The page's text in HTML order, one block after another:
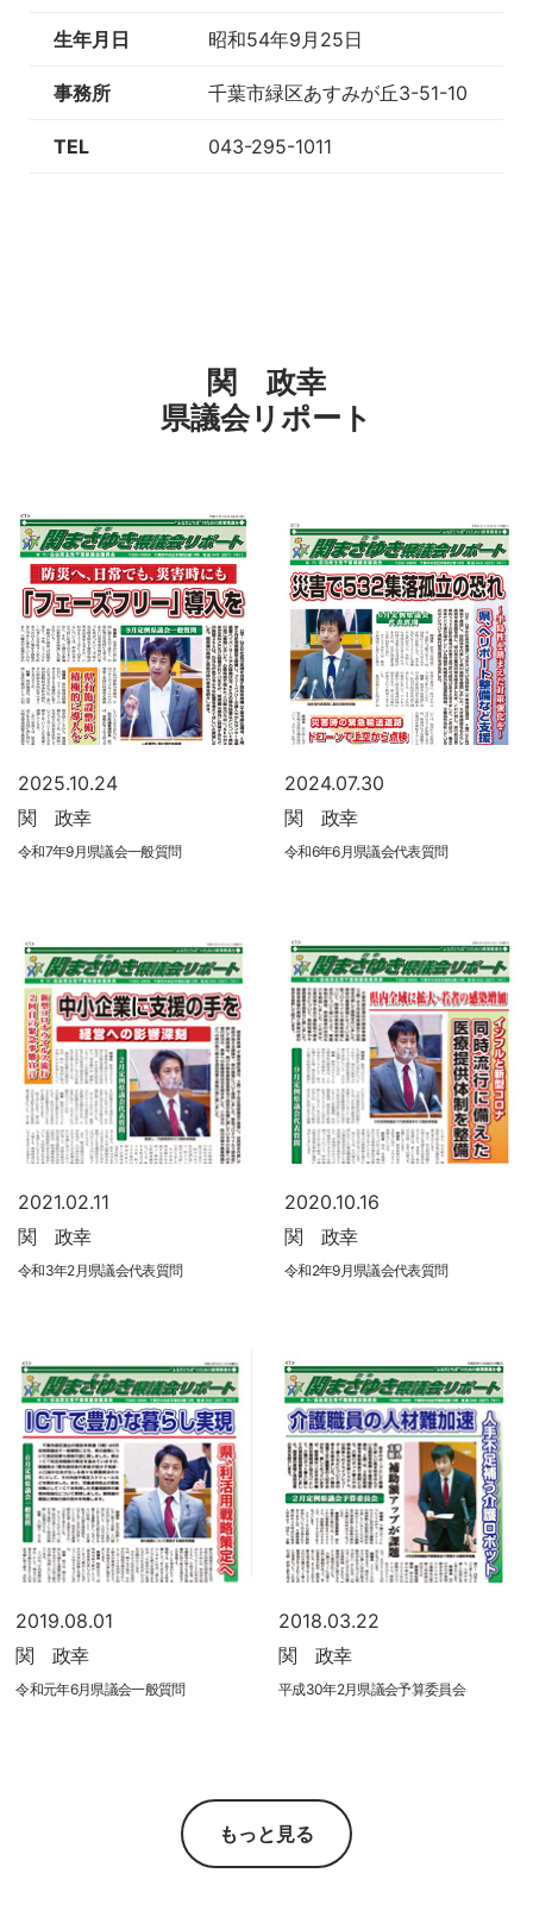
生年月日 昭和54年9月25日
事務所 千葉市緑区あすみが丘3-51-10
TEL 043-295-1011
関 政幸
県議会リポート
2025.10.24
関 政幸
令和7年9月県議会一般質問
2024.07.30
関 政幸
令和6年6月県議会代表質問
2021.02.11
関 政幸
令和3年2月県議会代表質問
2020.10.16
関 政幸
令和2年9月県議会代表質問
2019.08.01
関 政幸
令和元年6月県議会一般質問
2018.03.22
関 政幸
平成30年2月県議会予算委員会
もっと見る